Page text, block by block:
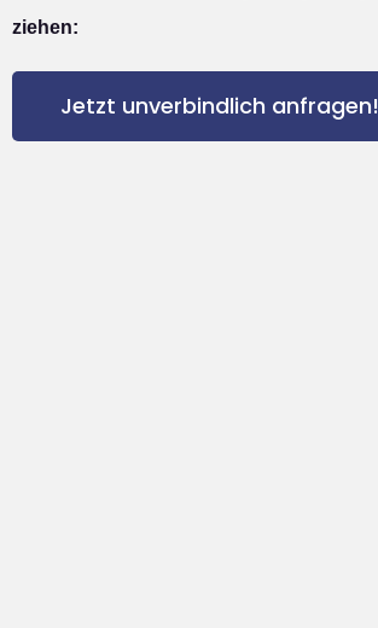
ziehen:
Jetzt unverbindlich anfragen!